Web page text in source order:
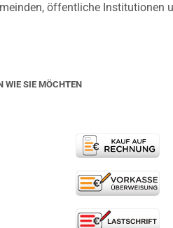
öffentliche Institutionen
WIE SIE MÖCHTEN